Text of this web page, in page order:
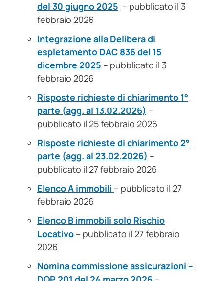
del 30 giugno 2025 – pubblicato il 3
febbraio 2026
Integrazione alla Delibera di
espletamento DAC 836 del 15
dicembre 2025 – pubblicato il 3
febbraio 2026
Risposte richieste di chiarimento 1°
parte (agg. al 13.02.2026) –
pubblicato il 25 febbraio 2026
Risposte richieste di chiarimento 2°
parte (agg. al 23.02.2026) –
pubblicato il 27 febbraio 2026
Elenco A immobili – pubblicato il 27
febbraio 2026
Elenco B immobili solo Rischio
Locativo – pubblicato il 27 febbraio
2026
Nomina commissione assicurazioni –